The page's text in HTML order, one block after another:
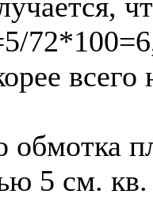
всего
обмотка
5 см. кв.